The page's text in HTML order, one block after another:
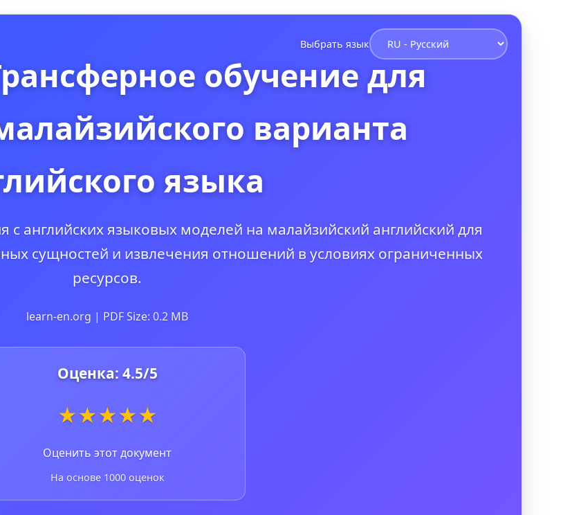
Выбрать язык
обучение для
варианта
языка
с английских языковых моделей на малайзийский английский для
сущностей и извлечения отношений в условиях ограниченных
ресурсов.
learn-en.org | PDF Size: 0.2 MB
Оценка: 4.5/5
★★★★★
Оценить этот документ
На основе 1000 оценок